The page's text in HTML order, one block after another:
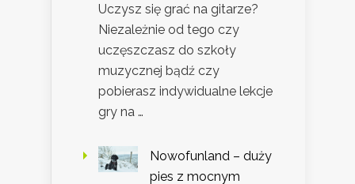
Uczysz się grać na gitarze?
Niezależnie od tego czy
uczęszczasz do szkoły
muzycznej bądź czy
pobierasz indywidualne lekcje
gry na …
Nowofunland – duży
pies z mocnym